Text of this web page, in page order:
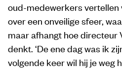
oud-medewerkers
over een onveilige sfeer,
maar afhangt hoe directeur
denkt. ‘De ene dag was ik
volgende keer wil hij je weg